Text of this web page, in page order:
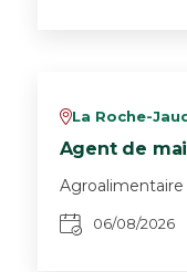
vLa Roche-
Agent de
Agroalimentaire
06/08/2026